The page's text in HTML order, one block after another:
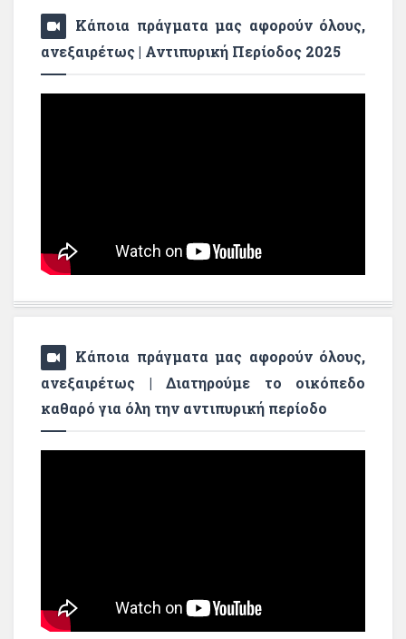
Κάποια πράγματα μας αφορούν όλους,
ανεξαιρέτως | Αντιπυρική Περίοδος 2025
Κάποια πράγματα μας αφορούν όλους,
ανεξαιρέτως | Διατηρούμε το οικόπεδο
καθαρό για όλη την αντιπυρική περίοδο